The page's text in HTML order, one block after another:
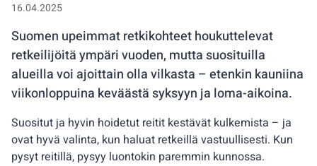
16.04.2025
Suomen upeimmat retkikohteet houkuttelevat
retkeilijöitä ympäri vuoden, mutta suosituilla
alueilla voi ajoittain olla vilkasta – etenkin kauniina
viikonloppuina keväästä syksyyn ja loma-aikoina.
Suositut ja hyvin hoidetut reitit kestävät kulkemista – ja
ovat hyvä valinta, kun haluat retkeillä vastuullisesti. Kun
pysyt reitillä, pysyy luontokin paremmin kunnossa.